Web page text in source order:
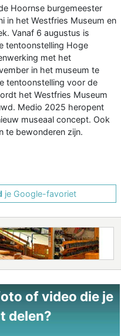
Hoornse burgemeester
in het Westfries Museum en
Vanaf 6 augustus is
tentoonstelling Hoge
met het
in het museum te
tentoonstelling voor de
het Westfries Museum
Medio 2025 heropent
museaal concept. Ook
te bewonderen zijn.
je Google-favoriet
of video die je
delen?